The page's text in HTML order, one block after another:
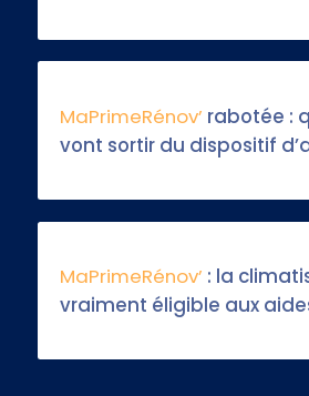
MaPrimeRénov’ rabotée :
vont sortir du dispositif
MaPrimeRénov’ : la
vraiment éligible aux